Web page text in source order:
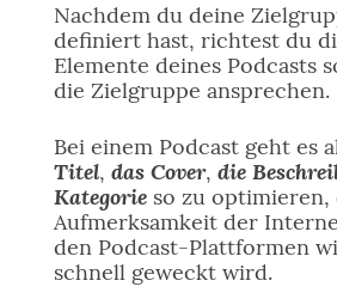
Nachdem du deine
definiert hast, richtest du
Elemente deines Podcasts
die Zielgruppe ansprechen.
Bei einem Podcast geht es
Titel, das Cover, die
Kategorieso zu optimieren,
Aufmerksamkeit der
den Podcast-Plattformen
schnell geweckt wird.